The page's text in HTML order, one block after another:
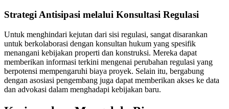
Strategi Antisipasi melalui Konsultasi Regulasi
Untuk menghindari kejutan dari sisi regulasi, sangat disarankan
untuk berkolaborasi dengan konsultan hukum yang spesifik
menangani kebijakan properti dan konstruksi. Mereka dapat
memberikan informasi terkini mengenai perubahan regulasi yang
berpotensi mempengaruhi biaya proyek. Selain itu, bergabung
dengan asosiasi pengembang juga dapat memberikan akses ke data
dan advokasi dalam menghadapi kebijakan baru.